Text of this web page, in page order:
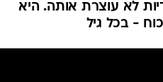
לא עוצרת אותה. היא
- בכל גיל